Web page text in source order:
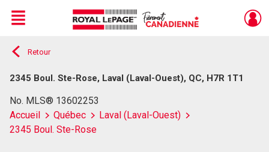
Live
En Direct
Menu
Retour
2345 Boul. Ste-Rose, Laval (Laval-Ouest), QC, H7R 1T1
No. MLS® 13602253
Accueil
Québec
Laval (Laval-Ouest)
2345 Boul. Ste-Rose